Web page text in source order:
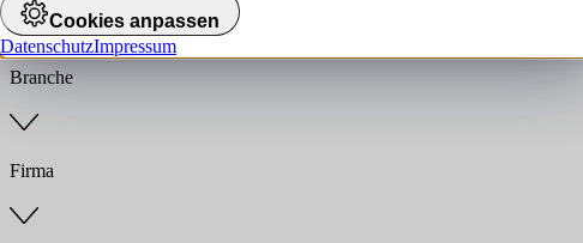
Branche
Firma
Cookies anpassen
DatenschutzImpressum